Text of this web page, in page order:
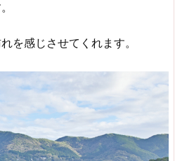
を感じさせてくれます。